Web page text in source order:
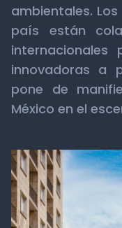
ambientales.
país están
internacionales
innovadoras a
pone de
México en el